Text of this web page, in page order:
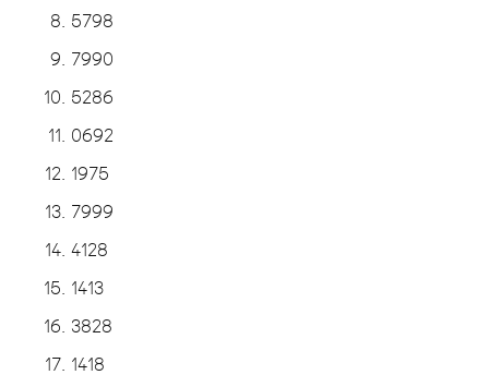
5798
7990
5286
0692
1975
7999
4128
1413
3828
1418